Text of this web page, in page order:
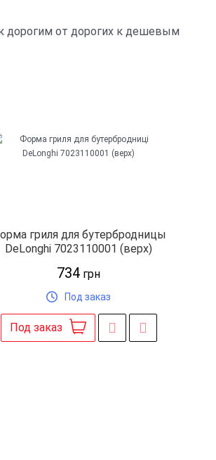
дорогим от дорогих к дешевым
гриля для бутербродницы
DeLonghi 7023110001 (верх)
734 грн
Под заказ
Под заказ